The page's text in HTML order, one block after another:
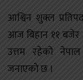
आश्विन शुक्ल
आज बिहान ११ बजेर
उत्तम रहेको नेपाल
जनाएको छ ।